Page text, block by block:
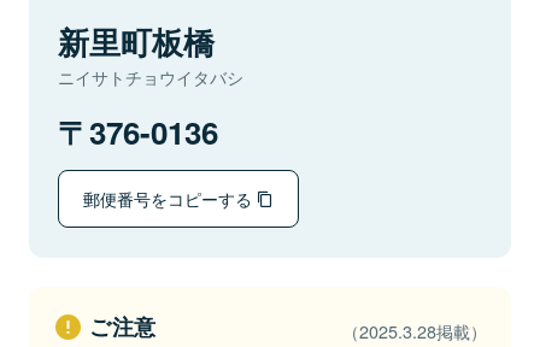
新里町板橋
ニイサトチョウイタバシ
376-0136
郵便番号をコピーする
ご注意 （2025.3.28掲載）